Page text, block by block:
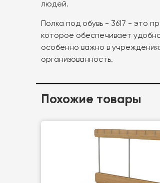
людей.
Полка под обувь - 3617 - это
которое обеспечивает
особенно важно в
организованность.
Похожие товары